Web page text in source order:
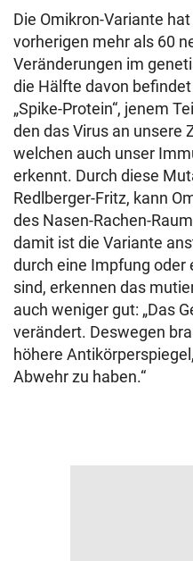
Die Omikron-Variante
vorherigen mehr als 60
Veränderungen im
die Hälfte davon
„Spike-Protein“, jenem
den das Virus an unsere
welchen auch unser
erkennt. Durch diese
Redlberger-Fritz, kann
des Nasen-Rachen-
damit ist die Variante
durch eine Impfung
sind, erkennen das
auch weniger gut: „Das
verändert. Deswegen
höhere
Abwehr zu haben.“